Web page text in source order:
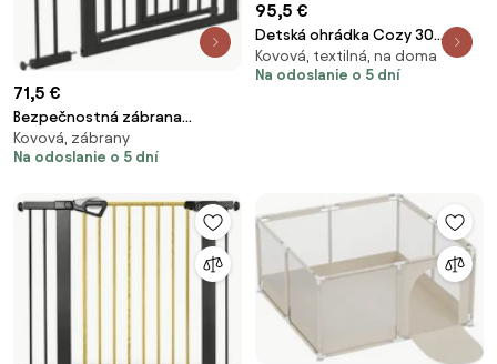
71,5 €
Bezpečnostná zábrana
Guardian 2.0 čierna
Kovová, zábrany
Na odoslanie o 5 dní
95,5 €
Detská ohrádka Cozy 30
grafitová
Kovová, textilná, na doma
Na odoslanie o 5 dní